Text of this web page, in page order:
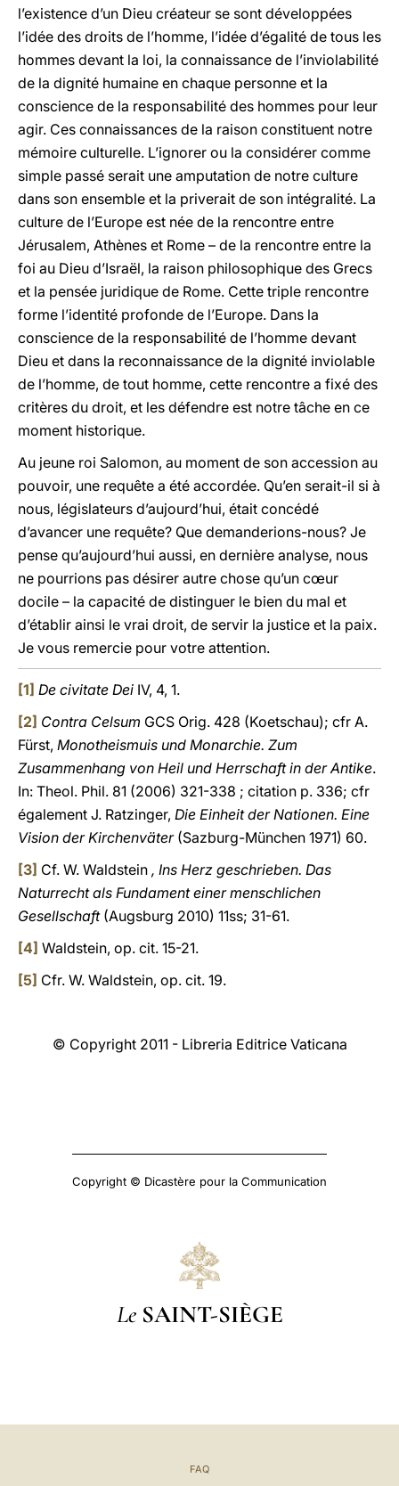
l’existence d’un Dieu créateur se sont développées
l’idée des droits de l’homme, l’idée d’égalité de tous les
hommes devant la loi, la connaissance de l’inviolabilité
de la dignité humaine en chaque personne et la
conscience de la responsabilité des hommes pour leur
agir. Ces connaissances de la raison constituent notre
mémoire culturelle. L’ignorer ou la considérer comme
simple passé serait une amputation de notre culture
dans son ensemble et la priverait de son intégralité. La
culture de l’Europe est née de la rencontre entre
Jérusalem, Athènes et Rome – de la rencontre entre la
foi au Dieu d’Israël, la raison philosophique des Grecs
et la pensée juridique de Rome. Cette triple rencontre
forme l’identité profonde de l’Europe. Dans la
conscience de la responsabilité de l’homme devant
Dieu et dans la reconnaissance de la dignité inviolable
de l’homme, de tout homme, cette rencontre a fixé des
critères du droit, et les défendre est notre tâche en ce
moment historique.
Au jeune roi Salomon, au moment de son accession au
pouvoir, une requête a été accordée. Qu’en serait-il si à
nous, législateurs d’aujourd’hui, était concédé
d’avancer une requête? Que demanderions-nous? Je
pense qu’aujourd’hui aussi, en dernière analyse, nous
ne pourrions pas désirer autre chose qu’un cœur
docile – la capacité de distinguer le bien du mal et
d’établir ainsi le vrai droit, de servir la justice et la paix.
Je vous remercie pour votre attention.
[1] De civitate Dei IV, 4, 1.
[2] Contra Celsum GCS Orig. 428 (Koetschau); cfr A.
Fürst, Monotheismuis und Monarchie. Zum
Zusammenhang von Heil und Herrschaft in der Antike.
In: Theol. Phil. 81 (2006) 321-338 ; citation p. 336; cfr
également J. Ratzinger, Die Einheit der Nationen. Eine
Vision der Kirchenväter(Sazburg-München 1971) 60.
[3] Cf. W. Waldstein , Ins Herz geschrieben. Das
Naturrecht als Fundament einer menschlichen
Gesellschaft(Augsburg 2010) 11ss; 31-61.
[4] Waldstein, op. cit. 15-21.
[5] Cfr. W. Waldstein, op. cit. 19.
© Copyright 2011 - Libreria Editrice Vaticana
Copyright © Dicastère pour la Communication
Le SAINT-SIÈGE
FAQ